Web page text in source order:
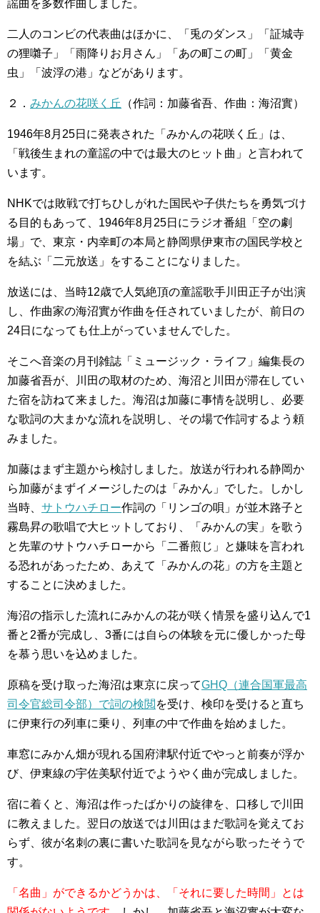
謡曲を多数作曲しました。
二人のコンビの代表曲はほかに、「兎のダンス」「証城寺
の狸囃子」「雨降りお月さん」「あの町この町」「黄金
虫」「波浮の港」などがあります。
２． みかんの花咲く丘 （作詞：加藤省吾、作曲：海沼實）
1946年8月25日に発表された「みかんの花咲く丘」は、
「戦後生まれの童謡の中では最大のヒット曲」と言われて
います。
NHKでは敗戦で打ちひしがれた国民や子供たちを勇気づけ
る目的もあって、1946年8月25日にラジオ番組「空の劇
場」で、東京・内幸町の本局と静岡県伊東市の国民学校と
を結ぶ「二元放送」をすることになりました。
放送には、当時12歳で人気絶頂の童謡歌手川田正子が出演
し、作曲家の海沼實が作曲を任されていましたが、前日の
24日になっても仕上がっていませんでした。
そこへ音楽の月刊雑誌「ミュージック・ライフ」編集長の
加藤省吾が、川田の取材のため、海沼と川田が滞在してい
た宿を訪ねて来ました。海沼は加藤に事情を説明し、必要
な歌詞の大まかな流れを説明し、その場で作詞するよう頼
みました。
加藤はまず主題から検討しました。放送が行われる静岡か
ら加藤がまずイメージしたのは「みかん」でした。しかし
当時、 サトウハチロー作詞の「リンゴの唄」が並木路子と
霧島昇の歌唱で大ヒットしており、「みかんの実」を歌う
と先輩のサトウハチローから「二番煎じ」と嫌味を言われ
る恐れがあったため、あえて「みかんの花」の方を主題と
することに決めました。
海沼の指示した流れにみかんの花が咲く情景を盛り込んで1
番と2番が完成し、3番には自らの体験を元に優しかった母
を慕う思いを込めました。
原稿を受け取った海沼は東京に戻ってGHQ（連合国軍最高
司令官総司令部）で詞の検閲 を受け、検印を受けると直ち
に伊東行の列車に乗り、列車の中で作曲を始めました。
車窓にみかん畑が現れる国府津駅付近でやっと前奏が浮か
び、伊東線の宇佐美駅付近でようやく曲が完成しました。
宿に着くと、海沼は作ったばかりの旋律を、口移しで川田
に教えました。翌日の放送では川田はまだ歌詞を覚えてお
らず、彼が名刺の裏に書いた歌詞を見ながら歌ったそうで
す。
「名曲」ができるかどうかは、「それに要した時間」とは